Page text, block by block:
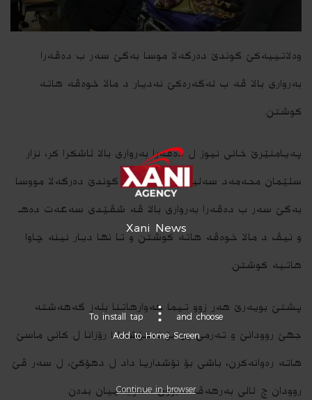
وەلاتییەکێ گوندێ دەرگەلا موسا بەگێ سەر ب دەڤەرا
بەرواری بالا ڤە ب ئەگەرەکێ نەدیار د مالا خوەڤە ھاتە
کوشتن.
پەیامنێرێ خانی نیوز ل دەڤەرا بەرواری بالا ئاشکرا کر، نزار
سلێمان محەمەد سەلیم، وەلاتییەکێ گوندێ دەرگەلا مووسا
بەگێ سەر ب دەڤەرا بەرواری بالا ڤە شڤێدی سەعەت دەھـ
و نیڤ د مالا خوەڤە ھاتە کوشتن و تا نھا دیار نینە چاوا
ھاتیە کوشتن.
پشتێ بویەرێ ھەر زوو تیما ھەوارھاتنا بلەز گەھەشتە
جھێ روودانێ و تەرمێ وی بۆ نەخۆشخانا رۆزانا ل کانی ماسێ
ھاتە رەوانەکرن، باشی بۆ نۆشداریا داد ل دھۆکێ، ل سەر ڤێ
روودان چ ئالی بەرھەڤ نەبوون داخویانییان بدەن.
Xani News
To install tap
and choose
Add to Home Screen
Continue in browser